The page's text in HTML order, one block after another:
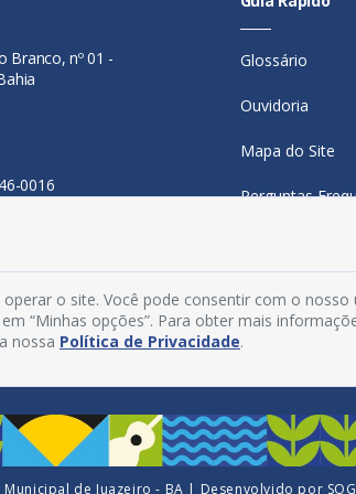
Branco, nº 01 -
0016
das 08h às
Glossário
Ouvidoria
Mapa do Site
Perguntas
Acesso Interno
de Juazeiro - BA | Desenvolvido por
o site. Você pode consentir com o nosso
“Minhas opções”. Para obter mais
nossa Política de Privacidade.